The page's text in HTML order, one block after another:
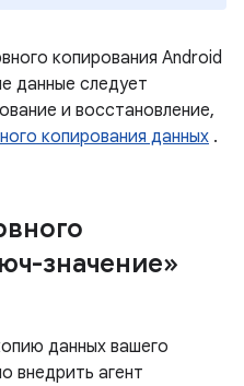
копирования Android
данные следует
и восстановление,
копирования данных .
значение»
данных вашего
внедрить агент